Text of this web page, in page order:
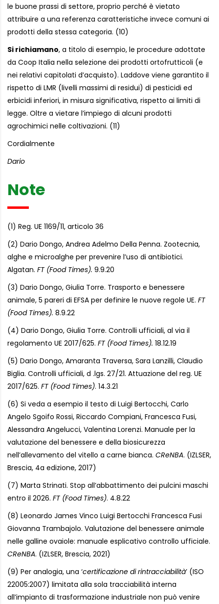
le buone prassi di settore, proprio perché è vietato
attribuire a una referenza caratteristiche invece comuni ai
prodotti della stessa categoria. (10)
Si richiamano, a titolo di esempio, le procedure adottate
da Coop Italia nella selezione dei prodotti ortofrutticoli (e
nei relativi capitolati d’acquisto). Laddove viene garantito il
rispetto di LMR (livelli massimi di residui) di pesticidi ed
erbicidi inferiori, in misura significativa, rispetto ai limiti di
legge. Oltre a vietare l’impiego di alcuni prodotti
agrochimici nelle coltivazioni. (11)
Cordialmente
Dario
Note
(1) Reg. UE 1169/11, articolo 36
(2) Dario Dongo, Andrea Adelmo Della Penna. Zootecnia,
alghe e microalghe per prevenire l’uso di antibiotici.
Algatan. FT (Food Times). 9.9.20
(3) Dario Dongo, Giulia Torre. Trasporto e benessere
animale, 5 pareri di EFSA per definire le nuove regole UE. FT
(Food Times). 8.9.22
(4) Dario Dongo, Giulia Torre. Controlli ufficiali, al via il
regolamento UE 2017/625. FT (Food Times). 18.12.19
(5) Dario Dongo, Amaranta Traversa, Sara Lanzilli, Claudio
Biglia. Controlli ufficiali, d .lgs. 27/21. Attuazione del reg. UE
2017/625. FT (Food Times). 14.3.21
(6) Si veda a esempio il testo di Luigi Bertocchi, Carlo
Angelo Sgoifo Rossi, Riccardo Compiani, Francesca Fusi,
Alessandra Angelucci, Valentina Lorenzi. Manuale per la
valutazione del benessere e della biosicurezza
nell’allevamento del vitello a carne bianca. CReNBA. (IZLSER,
Brescia, 4a edizione, 2017)
(7) Marta Strinati. Stop all’abbattimento dei pulcini maschi
entro il 2026. FT (Food Times). 4.8.22
(8) Leonardo James Vinco Luigi Bertocchi Francesca Fusi
Giovanna Trambajolo. Valutazione del benessere animale
nelle galline ovaiole: manuale esplicativo controllo ufficiale.
CReNBA. (IZLSER, Brescia, 2021)
(9) Per analogia, una ‘certificazione di rintracciabilità’ (ISO
22005:2007) limitata alla sola tracciabilità interna
all’impianto di trasformazione industriale non può venire